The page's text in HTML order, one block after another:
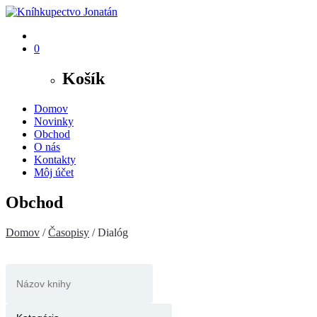
0
Košík
Domov
Novinky
Obchod
O nás
Kontakty
Môj účet
Obchod
Domov /Časopisy / Dialóg